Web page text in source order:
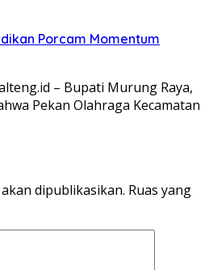
Porcam Momentum
– Bupati Murung Raya,
Pekan Olahraga Kecamatan
dipublikasikan. Ruas yang